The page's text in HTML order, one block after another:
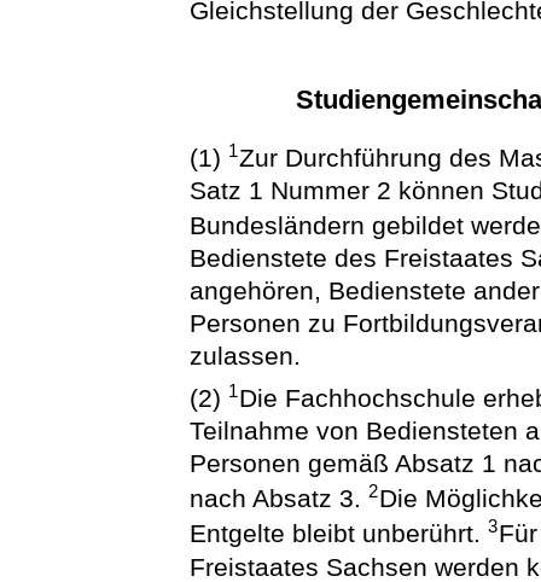
Gleichstellung der
(1) 1Zur Durchführung des
Satz 1 Nummer 2 können
Bundesländern gebildet
Bedienstete des Freistaates
angehören, Bedienstete
Personen zu
zulassen.
(2) 1Die Fachhochschule
Teilnahme von Bediensteten
Personen gemäß Absatz 1
nach Absatz 3.2Die
Entgelte bleibt unberührt.3
Freistaates Sachsen werden